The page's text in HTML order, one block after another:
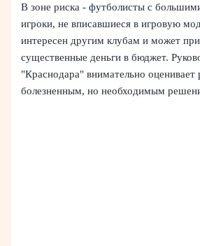
В зоне риска - футболисты с
игроки, не вписавшиеся в игровую
интересен другим клубам и может
существенные деньги в бюджет.
"Краснодара" внимательно оценивает
болезненным, но необходимым